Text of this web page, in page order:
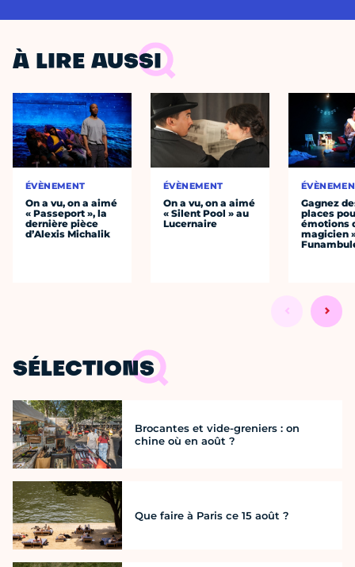
À LIRE AUSSI
ÉVÈNEMENT
On a vu, on a aimé
« Passeport », la
dernière pièce
d’Alexis Michalik
ÉVÈNEMENT
On a vu, on a aimé
« Silent Pool » au
Lucernaire
Gagnez
places
émotions
magicien
SÉLECTIONS
Brocantes et vide-greniers : on
chine où en août ?
Que faire à Paris ce 15 août ?